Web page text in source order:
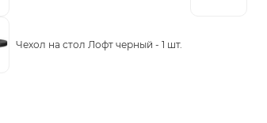
Чехол на стол Лофт черный - 1 шт.